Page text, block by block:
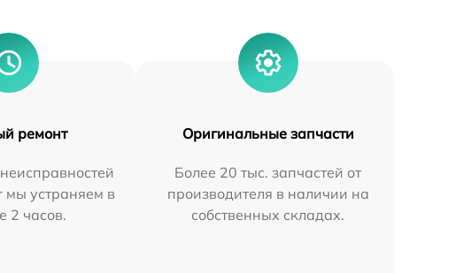
ремонт
мы устраняем в
2 часов.
Оригинальные запчасти
Более 20 тыс. запчастей от
производителя в наличии на
собственных складах.